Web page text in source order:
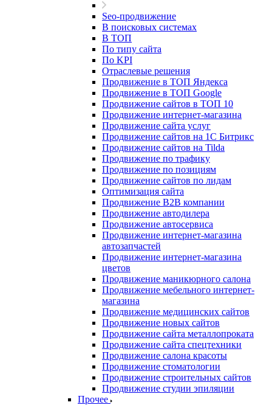
Seo-продвижение
В поисковых системах
В ТОП
По типу сайта
По KPI
Отраслевые решения
Продвижение в ТОП Яндекса
Продвижение в ТОП Google
Продвижение сайтов в ТОП 10
Продвижение интернет-магазина
Продвижение сайта услуг
Продвижение сайтов на 1С Битрикс
Продвижение сайтов на Tilda
Продвижение по трафику
Продвижение по позициям
Продвижение сайтов по лидам
Оптимизация сайта
Продвижение B2B компании
Продвижение автодилера
Продвижение автосервиса
Продвижение интернет-магазина
автозапчастей
Продвижение интернет-магазина
цветов
Продвижение маникюрного салона
Продвижение мебельного интернет-
магазина
Продвижение медицинских сайтов
Продвижение новых сайтов
Продвижение сайта металлопроката
Продвижение сайта спецтехники
Продвижение салона красоты
Продвижение стоматологии
Продвижение строительных сайтов
Продвижение студии эпиляции
Прочее